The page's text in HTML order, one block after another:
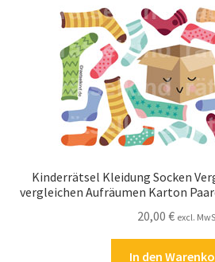
Kostenlose Rätsel
Mein Konto
ShopKinderrätsel Kleidung Socken
vergleichen Aufräumen Karton
20,00 € excl.
In den